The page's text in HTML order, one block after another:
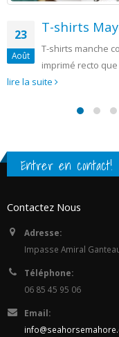
,coupe droite , ces tee-shirt
soyer en vacances à
Entrer en contact!
Impasse Amiral
Téléphone:
06 85 45 95 06
Email: